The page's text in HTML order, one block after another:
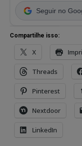
Seguir no
Compartilhe isso:
X
Threads
Pinterest
Nextdoor
LinkedIn